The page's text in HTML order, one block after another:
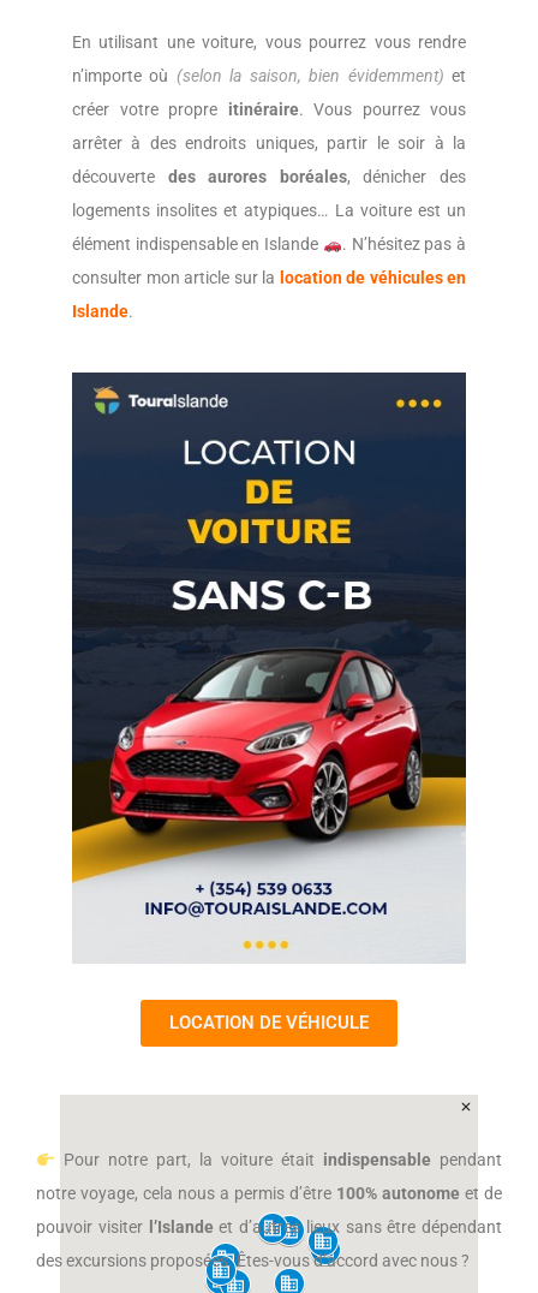
En utilisant une voiture, vous pourrez vous rendre
n’importe où (selon la saison, bien évidemment) et
créer votre propre itinéraire. Vous pourrez vous
arrêter à des endroits uniques, partir le soir à la
découverte des aurores boréales, dénicher des
logements insolites et atypiques… La voiture est un
élément indispensable en Islande
. N’hésitez pas à
consulter mon article sur la location de véhicules en
Islande.
LOCATION DE VÉHICULE
Pour notre part, la voiture était indispensable pendant
notre voyage, cela nous a permis d’être 100% autonome et de
pouvoir visiter l’Islandeet d’autres lieux sans être dépendant
des excursions proposées. Êtes-vous d’accord avec nous ?